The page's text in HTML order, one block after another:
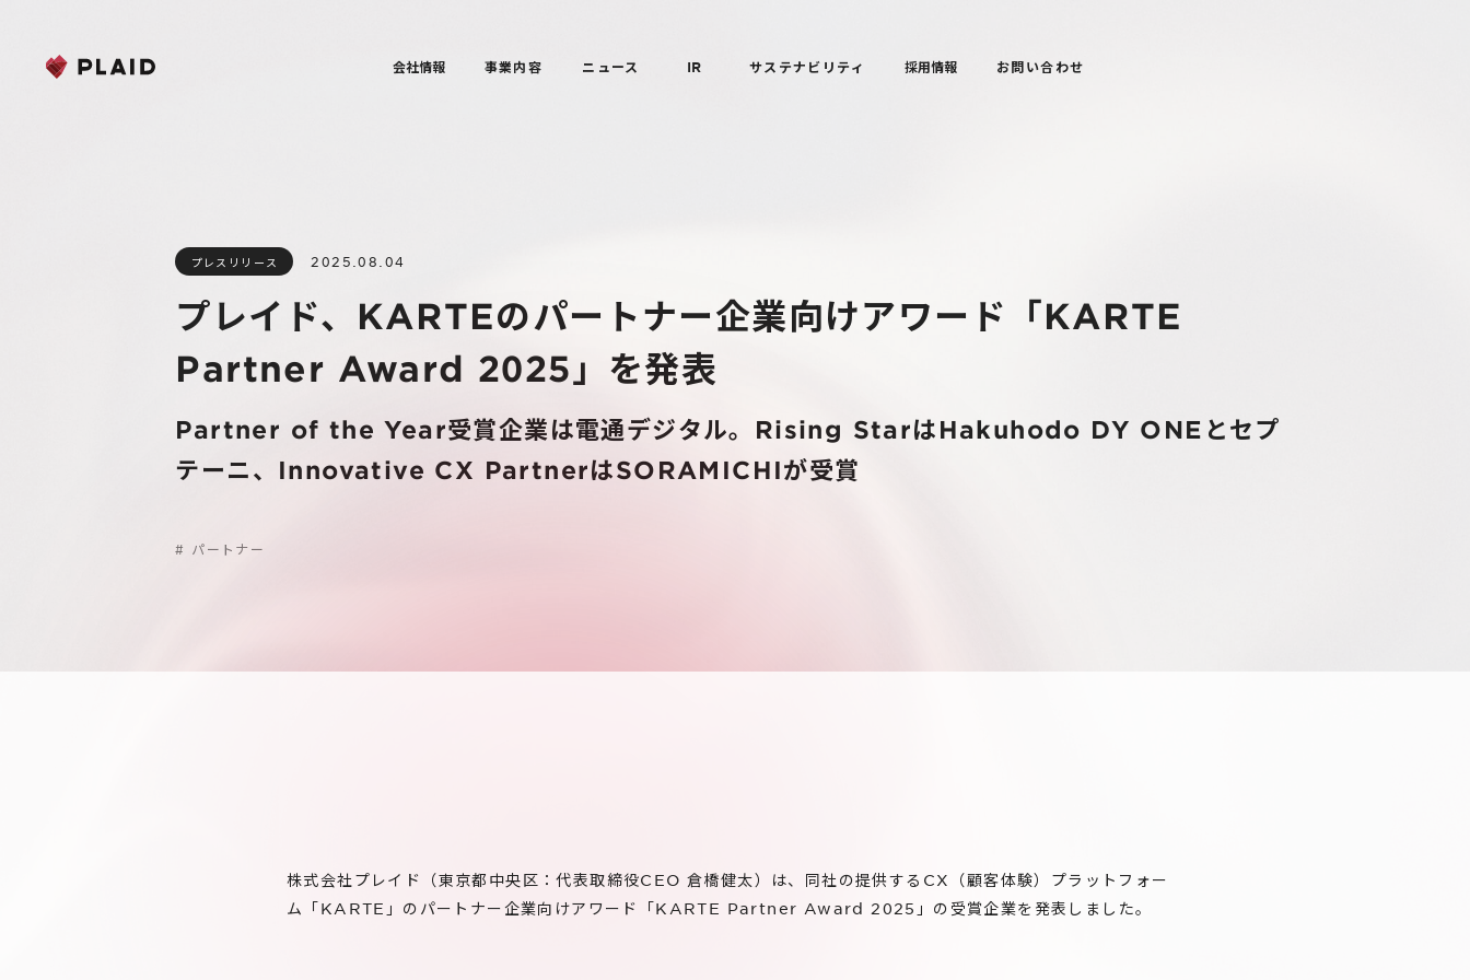
会社情報 事業内容 ニュース IR サステナビリティ 採用情報 お問い合わせ
プレスリリース 2025.08.04
プレイド、KARTEのパートナー企業向けアワード「KARTE
Partner Award 2025」を発表
Partner of the Year受賞企業は電通デジタル。Rising StarはHakuhodo DY ONEとセプ
テーニ、Innovative CX PartnerはSORAMICHIが受賞
# パートナー
株式会社プレイド（東京都中央区：代表取締役CEO 倉橋健太）は、同社の提供するCX（顧客体験）プラットフォー
ム「KARTE」のパートナー企業向けアワード「KARTE Partner Award 2025」の受賞企業を発表しました。